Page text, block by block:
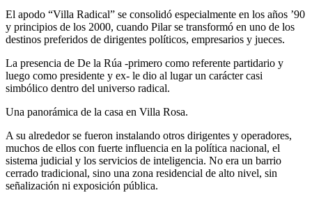
El apodo “Villa Radical” se consolidó especialmente en los años ’90
y principios de los 2000, cuando Pilar se transformó en uno de los
destinos preferidos de dirigentes políticos, empresarios y jueces.
La presencia de De la Rúa -primero como referente partidario y
luego como presidente y ex- le dio al lugar un carácter casi
simbólico dentro del universo radical.
Una panorámica de la casa en Villa Rosa.
A su alrededor se fueron instalando otros dirigentes y operadores,
muchos de ellos con fuerte influencia en la política nacional, el
sistema judicial y los servicios de inteligencia. No era un barrio
cerrado tradicional, sino una zona residencial de alto nivel, sin
señalización ni exposición pública.